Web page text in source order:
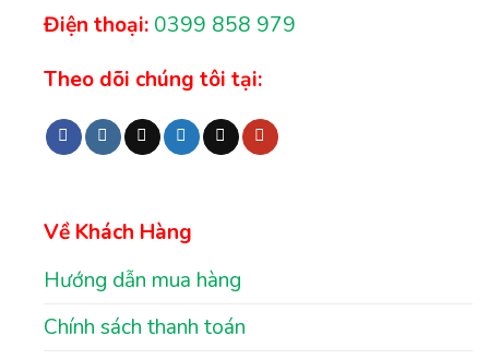
Điện thoại: 0399 858 979
Theo dõi chúng tôi tại:
Về Khách Hàng
Hướng dẫn mua hàng
Chính sách thanh toán